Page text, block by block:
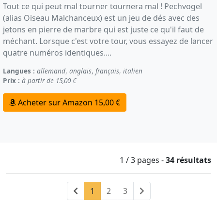
Tout ce qui peut mal tourner tournera mal ! Pechvogel
(alias Oiseau Malchanceux) est un jeu de dés avec des
jetons en pierre de marbre qui est juste ce qu'il faut de
méchant. Lorsque c'est votre tour, vous essayez de lancer
quatre numéros identiques....
Langues : allemand, anglais, français, italien
Prix : à partir de 15,00 €
Acheter sur Amazon 15,00 €
1 / 3 pages -34 résultats
Précédent
1 (current)
2 3 Suivant